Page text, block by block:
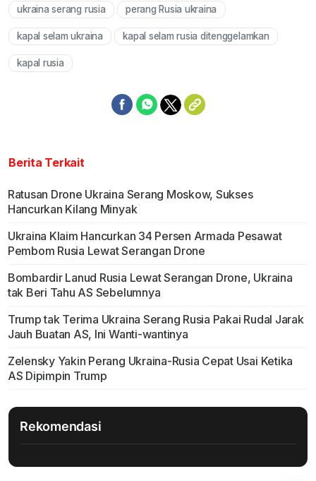
ukraina serang rusia perang Rusia ukraina
kapal selam ukraina kapal selam rusia ditenggelamkan
kapal rusia
Berita Terkait
Ratusan Drone Ukraina Serang Moskow, Sukses
Hancurkan Kilang Minyak
Ukraina Klaim Hancurkan 34 Persen Armada Pesawat
Pembom Rusia Lewat Serangan Drone
Bombardir Lanud Rusia Lewat Serangan Drone, Ukraina
tak Beri Tahu AS Sebelumnya
Trump tak Terima Ukraina Serang Rusia Pakai Rudal Jarak
Jauh Buatan AS, Ini Wanti-wantinya
Zelensky Yakin Perang Ukraina-Rusia Cepat Usai Ketika
AS Dipimpin Trump
Rekomendasi